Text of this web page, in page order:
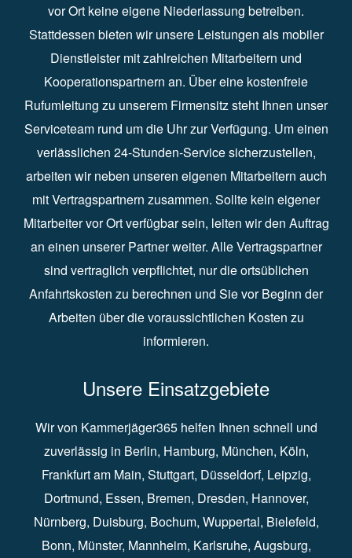
vor Ort keine eigene Niederlassung betreiben.
Stattdessen bieten wir unsere Leistungen als mobiler
Dienstleister mit zahlreichen Mitarbeitern und
Kooperationspartnern an. Über eine kostenfreie
Rufumleitung zu unserem Firmensitz steht Ihnen unser
Serviceteam rund um die Uhr zur Verfügung. Um einen
verlässlichen 24-Stunden-Service sicherzustellen,
arbeiten wir neben unseren eigenen Mitarbeitern auch
mit Vertragspartnern zusammen. Sollte kein eigener
Mitarbeiter vor Ort verfügbar sein, leiten wir den Auftrag
an einen unserer Partner weiter. Alle Vertragspartner
sind vertraglich verpflichtet, nur die ortsüblichen
Anfahrtskosten zu berechnen und Sie vor Beginn der
Arbeiten über die voraussichtlichen Kosten zu
informieren.
Unsere Einsatzgebiete
Wir von Kammerjäger365 helfen Ihnen schnell und
zuverlässig in Berlin⁠, Hamburg⁠, München, Köln⁠,
Frankfurt am Main⁠, Stuttgart⁠, Düsseldorf⁠, Leipzig⁠,
Dortmund⁠, Essen⁠, Bremen⁠, Dresden⁠, Hannover⁠,
Nürnberg⁠, Duisburg⁠⁠, Bochum⁠, Wuppertal⁠⁠, Bielefeld⁠⁠,
Bonn⁠⁠, Münster⁠⁠, Mannheim⁠, Karlsruhe⁠, Augsburg⁠,